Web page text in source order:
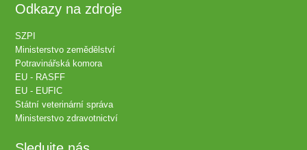
Odkazy na zdroje
SZPI
Ministerstvo zemědělství
Potravinářská komora
EU - RASFF
EU - EUFIC
Státní veterinární správa
Ministerstvo zdravotnictví